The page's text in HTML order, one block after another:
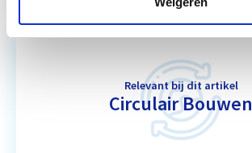
Relevant bij dit artikel
Circulair Bouwen